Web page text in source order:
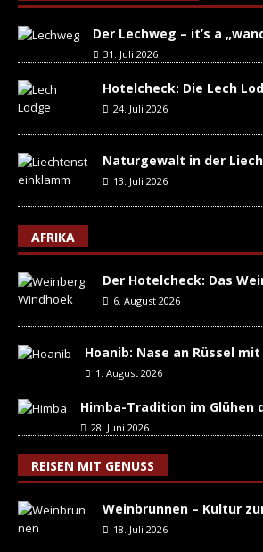
Der Lechweg – it’s a
31. Juli 2026
Hotelcheck: Die Lech
24. Juli 2026
Naturgewalt in der
13. Juli 2026
AFRIKA
Der Hotelcheck: Das
6. August 2026
Hoanib: Nase an Rüssel
1. August 2026
Himba-Tradition im Glühen
28. Juni 2026
REISEN MIT GENUSS
Weinbrunnen – Kultur
18. Juli 2026